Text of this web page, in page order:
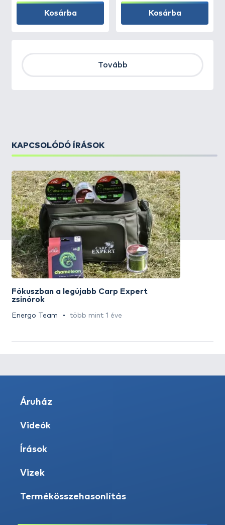
Kosárba Kosárba
Tovább
KAPCSOLÓDÓ ÍRÁSOK
Fókuszban a legújabb Carp Expert
zsinórok
Energo Team több mint 1 éve
Áruház
Videók
Írások
Vizek
Termékösszehasonlítás